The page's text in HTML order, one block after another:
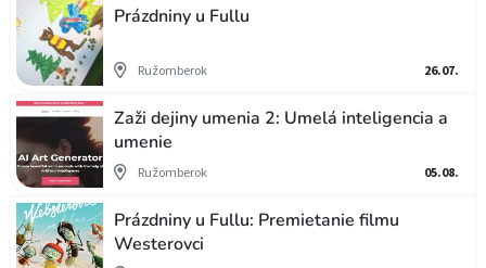
Prázdniny u Fullu
Ružomberok 26.07.
Zaži dejiny umenia 2: Umelá inteligencia a
umenie
Ružomberok 05.08.
Prázdniny u Fullu: Premietanie filmu
Westerovci